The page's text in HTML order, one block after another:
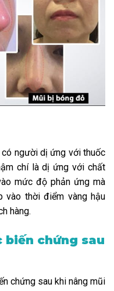
người dị ứng với thuốc
chí là dị ứng với chất
mức độ phản ứng mà
vào thời điểm vàng hậu
hàng.
biến chứng sau
chứng sau khi nâng mũi